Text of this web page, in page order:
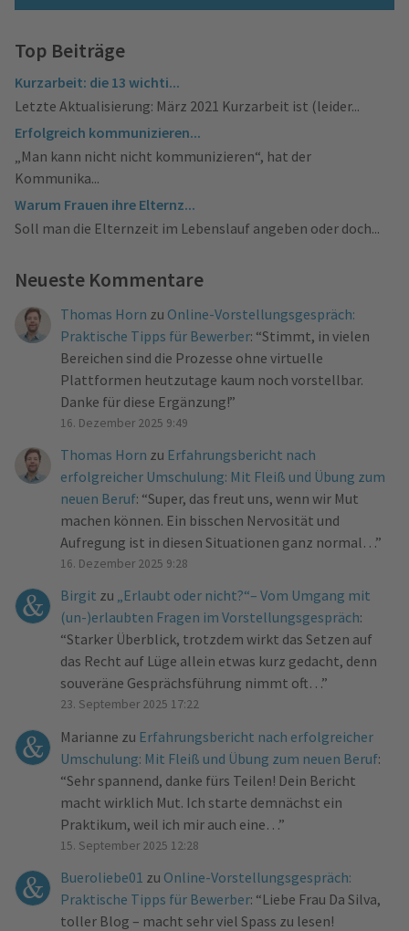
Top Beiträge
Kurzarbeit: die 13 wichti...
Letzte Aktualisierung: März 2021 Kurzarbeit ist (leider...
Erfolgreich kommunizieren...
„Man kann nicht nicht kommunizieren“, hat der
Kommunika...
Warum Frauen ihre Elternz...
Soll man die Elternzeit im Lebenslauf angeben oder doch...
Neueste Kommentare
Thomas Horn zu Online-Vorstellungsgespräch:
Praktische Tipps für Bewerber: “Stimmt, in vielen
Bereichen sind die Prozesse ohne virtuelle
Plattformen heutzutage kaum noch vorstellbar.
Danke für diese Ergänzung!”
16. Dezember 2025 9:49
Thomas Horn zu Erfahrungsbericht nach
erfolgreicher Umschulung: Mit Fleiß und Übung zum
neuen Beruf: “Super, das freut uns, wenn wir Mut
machen können. Ein bisschen Nervosität und
Aufregung ist in diesen Situationen ganz normal… ”
16. Dezember 2025 9:28
Birgit zu „Erlaubt oder nicht?“– Vom Umgang mit
(un-)erlaubten Fragen im Vorstellungsgespräch:
“Starker Überblick, trotzdem wirkt das Setzen auf
das Recht auf Lüge allein etwas kurz gedacht, denn
souveräne Gesprächsführung nimmt oft… ”
23. September 2025 17:22
Marianne zu Erfahrungsbericht nach erfolgreicher
Umschulung: Mit Fleiß und Übung zum neuen Beruf:
“Sehr spannend, danke fürs Teilen! Dein Bericht
macht wirklich Mut. Ich starte demnächst ein
Praktikum, weil ich mir auch eine… ”
15. September 2025 12:28
Bueroliebe01 zu Online-Vorstellungsgespräch:
Praktische Tipps für Bewerber: “Liebe Frau Da Silva,
toller Blog – macht sehr viel Spass zu lesen!